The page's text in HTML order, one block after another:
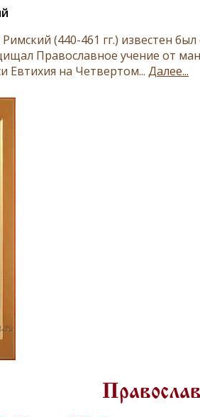
(440-461 гг.) известен
Православное учение от
Евтихия на Четвертом... Далее...